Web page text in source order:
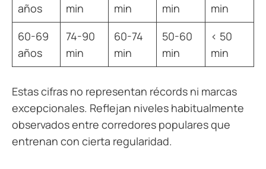
años
min
min
min
min
60-69
años
74-90
min
60-74
min
50-60
min
< 50
min
Estas cifras no representan récords ni marcas
excepcionales. Reflejan niveles habitualmente
observados entre corredores populares que
entrenan con cierta regularidad.